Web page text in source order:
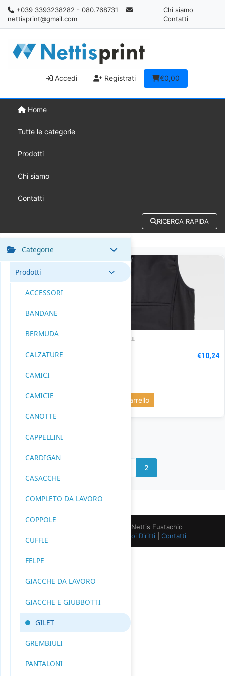
+039 3393238282 - 080.768731
nettisprint@gmail.com
Chi siamo
Contatti
Accedi Registrati €0,00
Home
Tutte le categorie
Prodotti
Chi siamo
Contatti
RICERCA RAPIDA
Categorie
Prodotti
ACCESSORI
BANDANE
BERMUDA
CALZATURE
CAMICI
CAMICIE
CANOTTE
CAPPELLINI
CARDIGAN
CASACCHE
COMPLETO DA LAVORO
COPPOLE
CUFFIE
FELPE
GIACCHE DA LAVORO
GIACCHE E GIUBBOTTI
GILET
GREMBIULI
PANTALONI
GILET SOFTSHELL
€10,24
Aggiungi al carrello
2
© 2002–2025 Nettisprint di Nettis Eustachio
I Tuoi Diritti Contatti